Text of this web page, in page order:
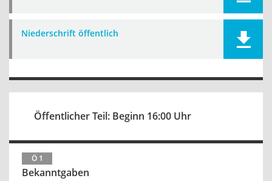
Niederschrift öffentlich
Öffentlicher Teil: Beginn 16:00 Uhr
Ö 1
Bekanntgaben